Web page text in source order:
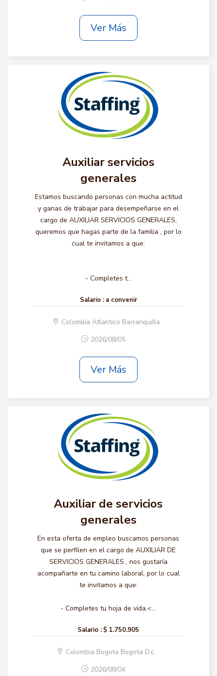
Ver Más
Auxiliar servicios
generales
Estamos buscando personas con mucha actitud
y ganas de trabajar para desempeñarse en el
cargo de AUXILIAR SERVICIOS GENERALES,
queremos que hagas parte de la familia , por lo
cual te invitamos a que:
- Completes t...
Salario : a convenir
Colombia Atlantico Barranquilla
2026/08/05
Ver Más
Auxiliar de servicios
generales
En esta oferta de empleo buscamos personas
que se perfilen en el cargo de AUXILIAR DE
SERVICIOS GENERALES , nos gustaría
acompañarte en tu camino laboral, por lo cual
te invitamos a que:
- Completes tu hoja de vida.<...
Salario : $ 1.750.905
Colombia Bogota Bogota D.c.
2026/08/04